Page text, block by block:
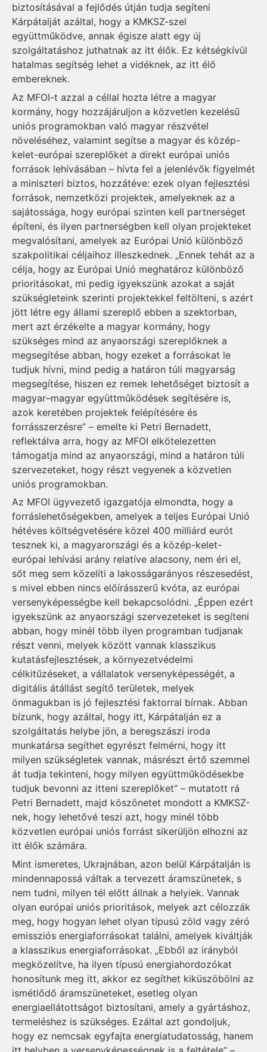
biztosításával a fejlődés útján tudja segíteni
Kárpátalját azáltal, hogy a KMKSZ-szel
együttműködve, annak égisze alatt egy új
szolgáltatáshoz juthatnak az itt élők. Ez kétségkívül
hatalmas segítség lehet a vidéknek, az itt élő
embereknek.
Az MFOI-t azzal a céllal hozta létre a magyar
kormány, hogy hozzájáruljon a közvetlen kezelésű
uniós programokban való magyar részvétel
növeléséhez, valamint segítse a magyar és közép-
kelet-európai szereplőket a direkt európai uniós
források lehívásában – hívta fel a jelenlévők figyelmét
a miniszteri biztos, hozzátéve: ezek olyan fejlesztési
források, nemzetközi projektek, amelyeknek az a
sajátossága, hogy európai szinten kell partnerséget
építeni, és ilyen partnerségben kell olyan projekteket
megvalósítani, amelyek az Európai Unió különböző
szakpolitikai céljaihoz illeszkednek. „Ennek tehát az a
célja, hogy az Európai Unió meghatároz különböző
prioritásokat, mi pedig igyekszünk azokat a saját
szükségleteink szerinti projektekkel feltölteni, s azért
jött létre egy állami szereplő ebben a szektorban,
mert azt érzékelte a magyar kormány, hogy
szükséges mind az anyaországi szereplőknek a
megsegítése abban, hogy ezeket a forrásokat le
tudjuk hívni, mind pedig a határon túli magyarság
megsegítése, hiszen ez remek lehetőséget biztosít a
magyar–magyar együttműködések segítésére is,
azok keretében projektek felépítésére és
forrásszerzésre” – emelte ki Petri Bernadett,
reflektálva arra, hogy az MFOI elkötelezetten
támogatja mind az anyaországi, mind a határon túli
szervezeteket, hogy részt vegyenek a közvetlen
uniós programokban.
Az MFOI ügyvezető igazgatója elmondta, hogy a
forráslehetőségekben, amelyek a teljes Európai Unió
hétéves költségvetésére közel 400 milliárd eurót
tesznek ki, a magyarországi és a közép-kelet-
európai lehívási arány relatíve alacsony, nem éri el,
sőt meg sem közelíti a lakosságarányos részesedést,
s mivel ebben nincs előírásszerű kvóta, az európai
versenyképességbe kell bekapcsolódni. „Éppen ezért
igyekszünk az anyaországi szervezeteket is segíteni
abban, hogy minél több ilyen programban tudjanak
részt venni, melyek között vannak klasszikus
kutatásfejlesztések, a környezetvédelmi
célkitűzéseket, a vállalatok versenyképességét, a
digitális átállást segítő területek, melyek
önmagukban is jó fejlesztési faktorral bírnak. Abban
bízunk, hogy azáltal, hogy itt, Kárpátalján ez a
szolgáltatás helybe jön, a beregszászi iroda
munkatársa segíthet egyrészt felmérni, hogy itt
milyen szükségletek vannak, másrészt értő szemmel
át tudja tekinteni, hogy milyen együttműködésekbe
tudjuk bevonni az itteni szereplőket” – mutatott rá
Petri Bernadett, majd köszönetet mondott a KMKSZ-
nek, hogy lehetővé teszi azt, hogy minél több
közvetlen európai uniós forrást sikerüljön elhozni az
itt élők számára.
Mint ismeretes, Ukrajnában, azon belül Kárpátalján is
mindennapossá váltak a tervezett áramszünetek, s
nem tudni, milyen tél előtt állnak a helyiek. Vannak
olyan európai uniós prioritások, melyek azt célozzák
meg, hogy hogyan lehet olyan típusú zöld vagy zéró
emissziós energiaforrásokat találni, amelyek kiváltják
a klasszikus energiaforrásokat. „Ebből az irányból
megközelítve, ha ilyen típusú energiahordozókat
honosítunk meg itt, akkor ez segíthet kiküszöbölni az
ismétlődő áramszüneteket, esetleg olyan
energiaellátottságot biztosítani, amely a gyártáshoz,
termeléshez is szükséges. Ezáltal azt gondoljuk,
hogy ez nemcsak egyfajta energiatudatosság, hanem